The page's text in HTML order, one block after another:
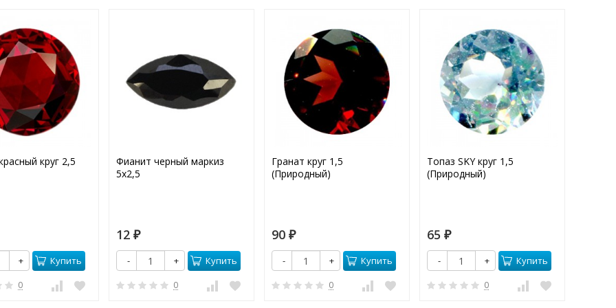
круг 2,5
+ Купить
0
Фианит черный маркиз
5х2,5
12 ₽
- + Купить
0
Гранат круг 1,5
(Природный)
90 ₽
- + Купить
0
Топаз SKY круг 1,5
(Природный)
65 ₽
- + Купить
0